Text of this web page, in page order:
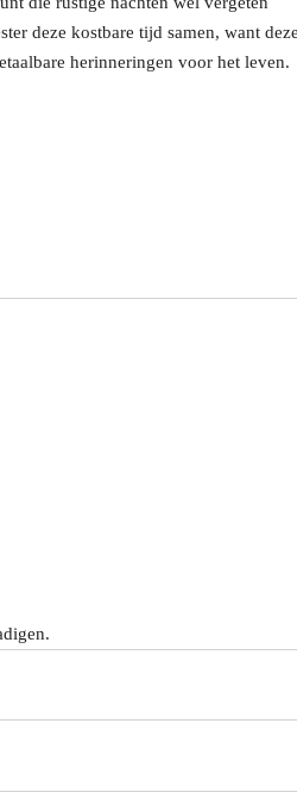
deze kostbare tijd samen, want
herinneringen voor het leven.